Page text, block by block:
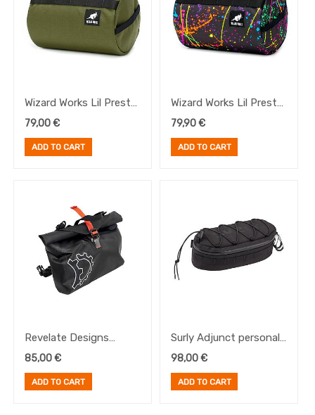
Wizard Works Lil Presto
Olive
79,00€
ADD TO CART
Wizard Works Lil Presto
Splatter
79,90€
ADD TO CART
Revelate Designs
Egress Pocket,
85,00€
ADD TO CART
Surly Adjunct personal
effects Moloko HB bag
98,00€
ADD TO CART